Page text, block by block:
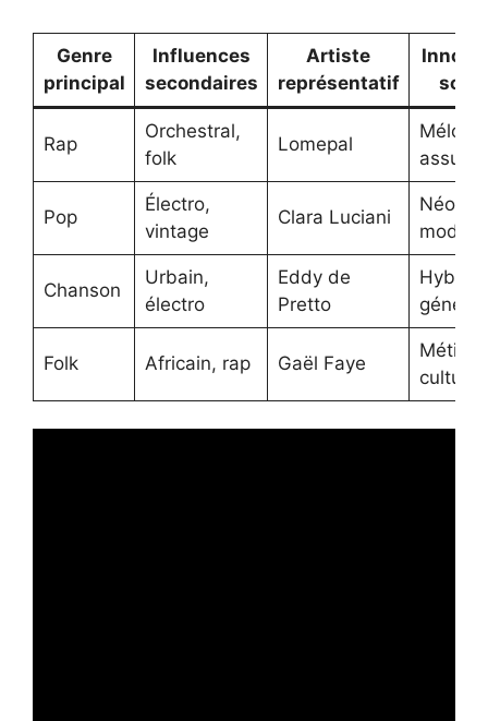
Genre
principal
Influences
secondaires
Artiste
représentatif
Rap
Orchestral,
folk
Lomepal
Pop
Électro,
vintage
Clara Luciani
Néo-
Chanson
Urbain,
électro
Eddy de
Pretto
Folk Africain, rap Gaël Faye
culturel